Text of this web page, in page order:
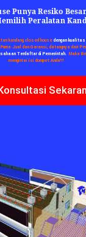
Punya Resiko
Peralatan
kandang closed housedengan kualitas
Jual dan Garansi, datangnya dari
Terdaftar di Pemerintah.
Maka
mengintai isi dompet Anda!!!